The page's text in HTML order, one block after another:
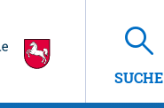
SUCHE